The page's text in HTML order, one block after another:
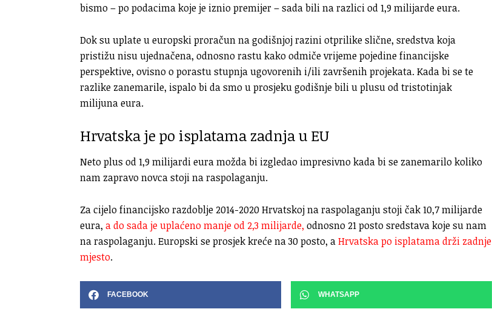
bismo – po podacima koje je iznio premijer – sada bili na razlici od 1,9 milijarde eura.
Dok su uplate u europski proračun na godišnjoj razini otprilike slične, sredstva koja
pristižu nisu ujednačena, odnosno rastu kako odmiče vrijeme pojedine financijske
perspektive, ovisno o porastu stupnja ugovorenih i/ili završenih projekata. Kada bi se te
razlike zanemarile, ispalo bi da smo u prosjeku godišnje bili u plusu od tristotinjak
milijuna eura.
Hrvatska je po isplatama zadnja u EU
Neto plus od 1,9 milijardi eura možda bi izgledao impresivno kada bi se zanemarilo koliko
nam zapravo novca stoji na raspolaganju.
Za cijelo financijsko razdoblje 2014-2020 Hrvatskoj na raspolaganju stoji čak 10,7 milijarde
eura, a do sada je uplaćeno manje od 2,3 milijarde, odnosno 21 posto sredstava koje su nam
na raspolaganju. Europski se prosjek kreće na 30 posto, aHrvatska po isplatama drži zadnje
mjesto.
FACEBOOK WHATSAPP